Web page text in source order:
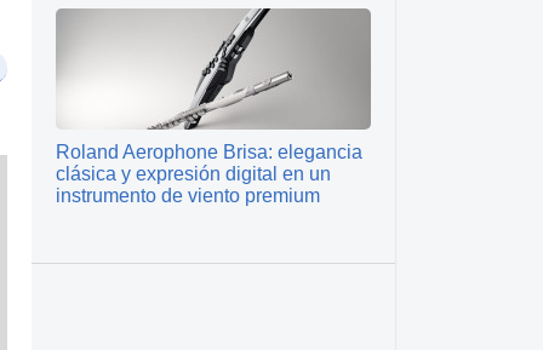
Roland Aerophone Brisa: elegancia
clásica y expresión digital en un
instrumento de viento premium